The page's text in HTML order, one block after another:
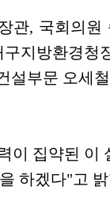
관, 국회의원
지방환경청
설부문 오세
이 집약된 이
하겠다"고